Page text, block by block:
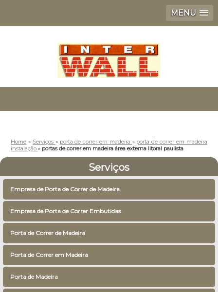
MENU
Home » Serviços » porta de correr em madeira » porta de correr em madeira
instalação» portas de correr em madeira área externa litoral paulista
Serviços
Empresa de Porta de Correr de Madeira
Empresa de Porta de Correr Embutidas
Porta de Correr de Madeira
Porta de Correr em Madeira
Porta de Madeira